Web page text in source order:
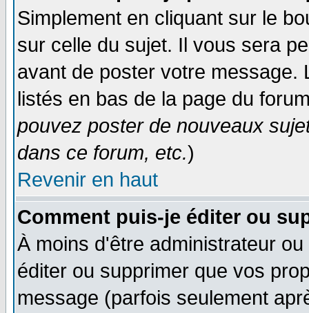
Simplement en cliquant sur le
sur celle du sujet. Il vous sera
avant de poster votre
listés en bas de la page du
pouvez poster de nouveaux
dans ce forum, etc.)
Revenir en haut
Comment puis-je éditer ou
À moins d'être administrateur
éditer ou supprimer que vos
message (parfois seulement